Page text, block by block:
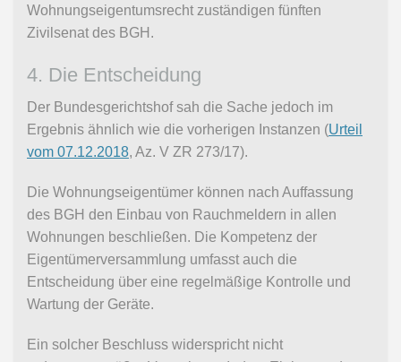
Wohnungseigentumsrecht zuständigen fünften
Zivilsenat des BGH.
4. Die Entscheidung
Der Bundesgerichtshof sah die Sache jedoch im
Ergebnis ähnlich wie die vorherigen Instanzen (Urteil
vom 07.12.2018, Az. V ZR 273/17).
Die Wohnungseigentümer können nach Auffassung
des BGH den Einbau von Rauchmeldern in allen
Wohnungen beschließen. Die Kompetenz der
Eigentümerversammlung umfasst auch die
Entscheidung über eine regelmäßige Kontrolle und
Wartung der Geräte.
Ein solcher Beschluss widerspricht nicht